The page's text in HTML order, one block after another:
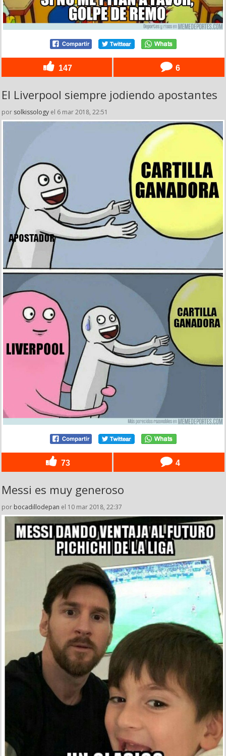
147 6
El Liverpool siempre jodiendo apostantes
por solkissology el 6 mar 2018, 22:51
73 4
Messi es muy generoso
por bocadillodepan el 10 mar 2018, 22:37